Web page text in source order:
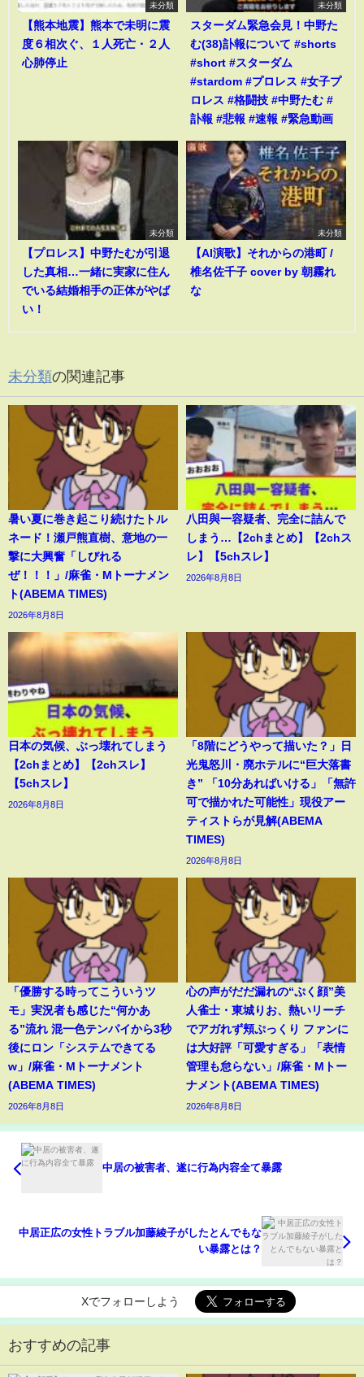
未分類
【熊本地震】熊本で未明に震
度６相次ぐ、１人死亡・２人
心肺停止
未分類
スターダム緊急会見！中野た
む(38)訃報について #shorts
#short #スターダム
#stardom #プロレス #女子プ
ロレス #格闘技 #中野たむ #
訃報 #悲報 #速報 #緊急動画
未分類
【プロレス】中野たむが引退
した真相…一緒に実家に住ん
でいる結婚相手の正体がやば
い！
未分類
【AI演歌】それからの港町 /
椎名佐千子 cover by 朝霧れ
な
未分類の関連記事
暑い夏に巻き起こり続けたトル
ネード！瀬戸熊直樹、意地の一
撃に大興奮「しびれる
ぜ！！！」/麻雀・Mトーナメン
ト(ABEMA TIMES)
2026年8月8日
八田與一容疑者、完全に詰んで
しまう…【2chまとめ】【2chス
レ】【5chスレ】
2026年8月8日
日本の気候、ぶっ壊れてしまう
【2chまとめ】【2chスレ】
【5chスレ】
2026年8月8日
「8階にどうやって描いた？」日
光鬼怒川・廃ホテルに“巨大落書
き” 「10分あればいける」「無許
可で描かれた可能性」現役アー
ティストらが見解(ABEMA
TIMES)
2026年8月8日
「優勝する時ってこういうツ
モ」実況者も感じた“何かあ
る”流れ 混一色テンパイから3秒
後にロン「システムできてる
w」/麻雀・Mトーナメント
(ABEMA TIMES)
2026年8月8日
心の声がだだ漏れの“ぷく顔”美
人雀士・東城りお、熱いリーチ
でアガれず頬ぷっくり ファンに
は大好評「可愛すぎる」「表情
管理も怠らない」/麻雀・Mトー
ナメント(ABEMA TIMES)
2026年8月8日
中居の被害者、遂に行為内容全て暴露
中居正広の女性トラブル加藤綾子がしたとんでもな
い暴露とは？
Xでフォローしよう
おすすめの記事